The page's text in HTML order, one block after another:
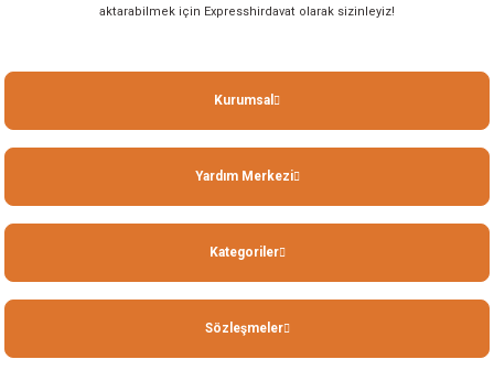
aktarabilmek için Expresshirdavat olarak sizinleyiz!
Kurumsal
Yardım Merkezi
Kategoriler
Sözleşmeler